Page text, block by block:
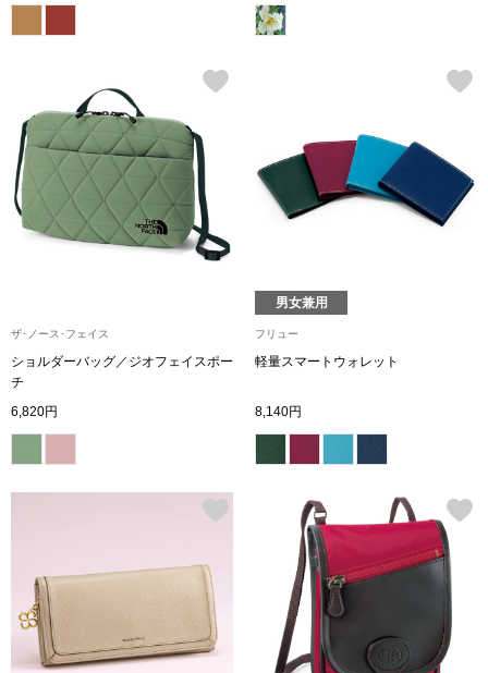
BOGARD 最新号はこちら
集
タログ
すべて見る
ルームウェア
ハンドバッグ
ショルダーバ
ブリーフケース
ザ･ノース･フェイス
ショルダーバッグ／ジオフェイスポー
チ
6,820円
男女兼用
フリュー
軽量スマートウォレット
8,140円